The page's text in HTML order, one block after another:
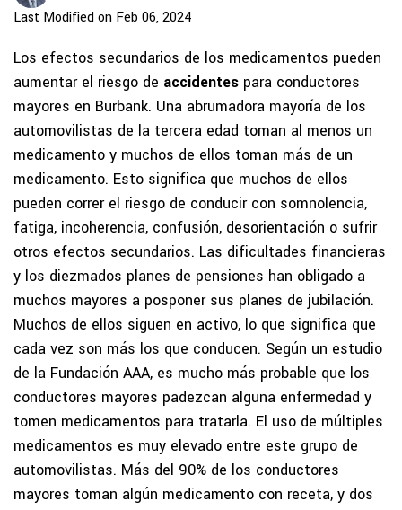
Last Modified on Feb 06, 2024
Los efectos secundarios de los medicamentos pueden
aumentar el riesgo de accidentes para conductores
mayores en Burbank. Una abrumadora mayoría de los
automovilistas de la tercera edad toman al menos un
medicamento y muchos de ellos toman más de un
medicamento. Esto significa que muchos de ellos
pueden correr el riesgo de conducir con somnolencia,
fatiga, incoherencia, confusión, desorientación o sufrir
otros efectos secundarios. Las dificultades financieras
y los diezmados planes de pensiones han obligado a
muchos mayores a posponer sus planes de jubilación.
Muchos de ellos siguen en activo, lo que significa que
cada vez son más los que conducen. Según un estudio
de la Fundación AAA, es mucho más probable que los
conductores mayores padezcan alguna enfermedad y
tomen medicamentos para tratarla. El uso de múltiples
medicamentos es muy elevado entre este grupo de
automovilistas. Más del 90% de los conductores
mayores toman algún medicamento con receta, y dos